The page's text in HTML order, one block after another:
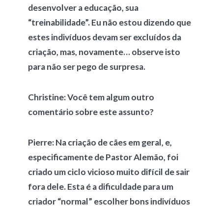
desenvolver a educação, sua
“treinabilidade”. Eu não estou dizendo que
estes indivíduos devam ser excluídos da
criação, mas, novamente… observe isto
para não ser pego de surpresa.
Christine:Você tem algum outro
comentário sobre este assunto?
Pierre:Na criação de cães em geral, e,
especificamente de Pastor Alemão, foi
criado um ciclo vicioso muito difícil de sair
fora dele. Esta é a dificuldade para um
criador “normal” escolher bons indivíduos